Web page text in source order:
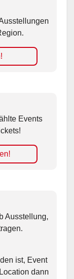
Events
Ausstellung,
ist, Event
dann